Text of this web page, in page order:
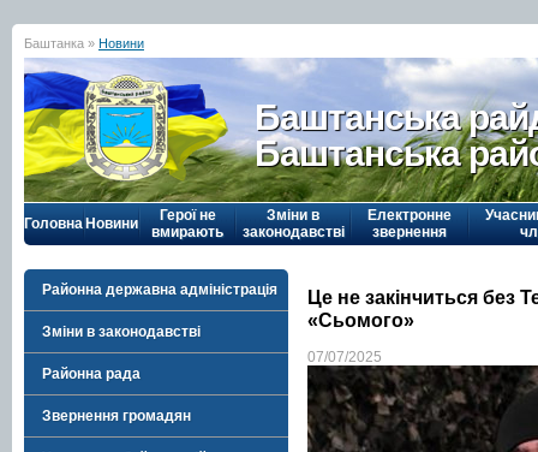
Баштанка » Новини
Баштанська
Баштанська
Головна Новини
Герої не
вмирають
Зміни в
законодавстві
Електронне
звернення
Районна державна адміністрація
Зміни в законодавстві
Районна рада
Звернення громадян
Це не закінчиться без
«Сьомого»
07/07/2025